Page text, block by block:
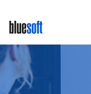
main
content